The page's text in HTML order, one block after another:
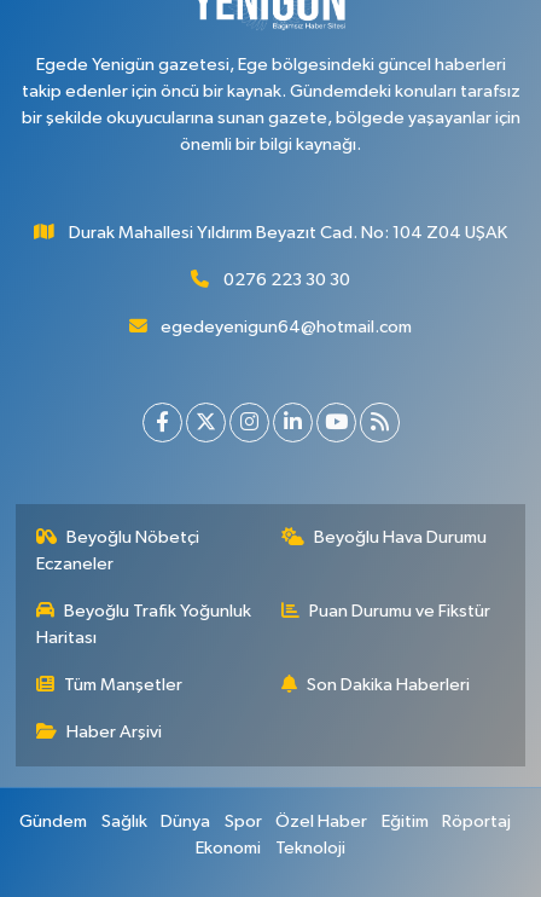
Egede Yenigün gazetesi, Ege bölgesindeki güncel haberleri
takip edenler için öncü bir kaynak. Gündemdeki konuları tarafsız
bir şekilde okuyucularına sunan gazete, bölgede yaşayanlar için
önemli bir bilgi kaynağı.
Durak Mahallesi Yıldırım Beyazıt Cad. No: 104 Z04 UŞAK
0276 223 30 30
egedeyenigun64@hotmail.com
Beyoğlu Nöbetçi
Eczaneler
Beyoğlu Hava Durumu
Beyoğlu Trafik Yoğunluk
Haritası
Puan Durumu ve Fikstür
Tüm Manşetler Son Dakika Haberleri
Haber Arşivi
Gündem Sağlık Dünya Spor Özel Haber Eğitim
Röportaj
Ekonomi
Teknoloji